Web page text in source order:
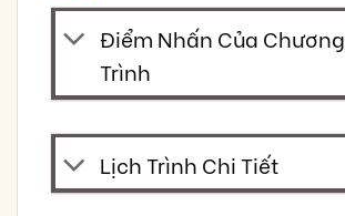
Điểm Nhấn Của Chương
Trình
Lịch Trình Chi Tiết